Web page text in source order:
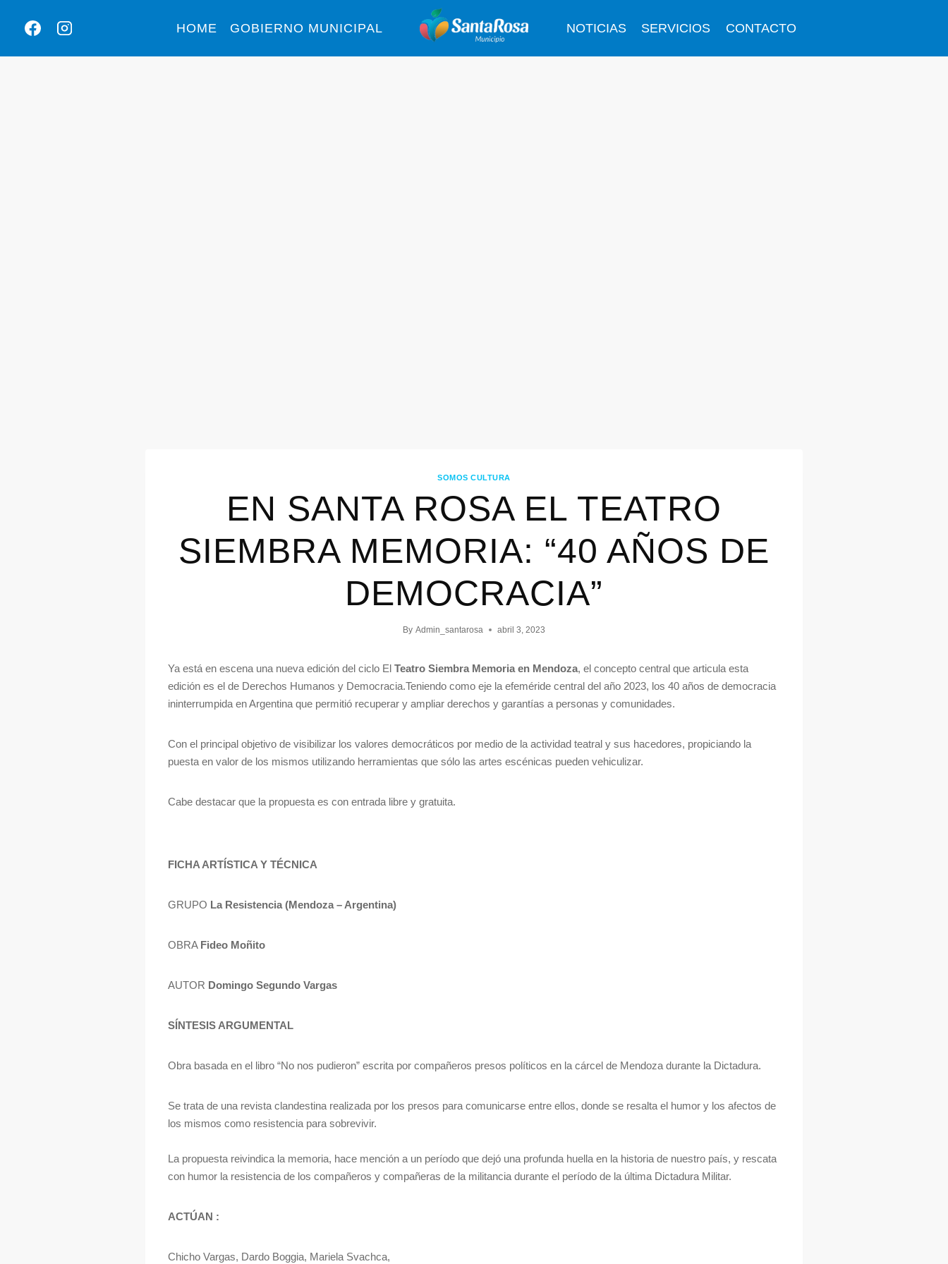
HOME GOBIERNO MUNICIPAL NOTICIAS SERVICIOS CONTACTO
SOMOS CULTURA
EN SANTA ROSA EL TEATRO
SIEMBRA MEMORIA: “40 AÑOS DE
DEMOCRACIA”
By Admin_santarosa abril 3, 2023
Ya está en escena una nueva edición del ciclo El Teatro Siembra Memoria en Mendoza, el concepto central que articula esta
edición es el de Derechos Humanos y Democracia.Teniendo como eje la efeméride central del año 2023, los 40 años de democracia
ininterrumpida en Argentina que permitió recuperar y ampliar derechos y garantías a personas y comunidades.
Con el principal objetivo de visibilizar los valores democráticos por medio de la actividad teatral y sus hacedores, propiciando la
puesta en valor de los mismos utilizando herramientas que sólo las artes escénicas pueden vehiculizar.
Cabe destacar que la propuesta es con entrada libre y gratuita.
FICHA ARTÍSTICA Y TÉCNICA
GRUPO La Resistencia (Mendoza – Argentina)
OBRA Fideo Moñito
AUTOR Domingo Segundo Vargas
SÍNTESIS ARGUMENTAL
Obra basada en el libro “No nos pudieron” escrita por compañeros presos políticos en la cárcel de Mendoza durante la Dictadura.
Se trata de una revista clandestina realizada por los presos para comunicarse entre ellos, donde se resalta el humor y los afectos de
los mismos como resistencia para sobrevivir.
La propuesta reivindica la memoria, hace mención a un período que dejó una profunda huella en la historia de nuestro país, y rescata
con humor la resistencia de los compañeros y compañeras de la militancia durante el período de la última Dictadura Militar.
ACTÚAN :
Chicho Vargas, Dardo Boggia, Mariela Svachca,